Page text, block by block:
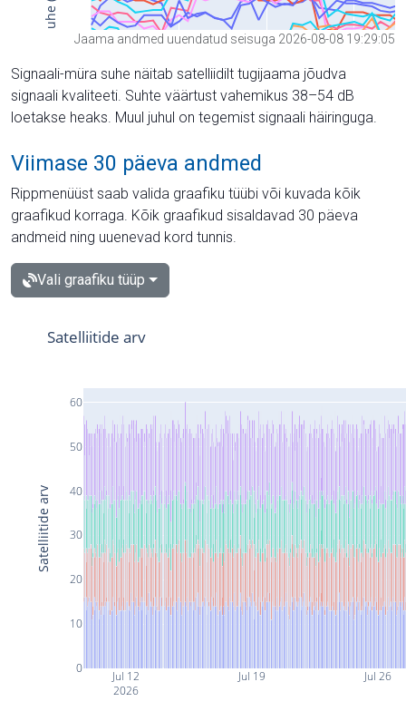
Jaama andmed uuendatud seisuga 2026-08-08 19:29:05
Signaali-müra suhe näitab satelliidilt tugijaama jõudva
signaali kvaliteeti. Suhte väärtust vahemikus 38–54 dB
loetakse heaks. Muul juhul on tegemist signaali häiringuga.
Viimase 30 päeva andmed
Rippmenüüst saab valida graafiku tüübi või kuvada kõik
graafikud korraga. Kõik graafikud sisaldavad 30 päeva
andmeid ning uuenevad kord tunnis.
Vali graafiku tüüp
Jul 12
2026
Jul 19 Jul 26
0
10
20
30
40
50
60
Satelliitide arv
Satelliitide arv